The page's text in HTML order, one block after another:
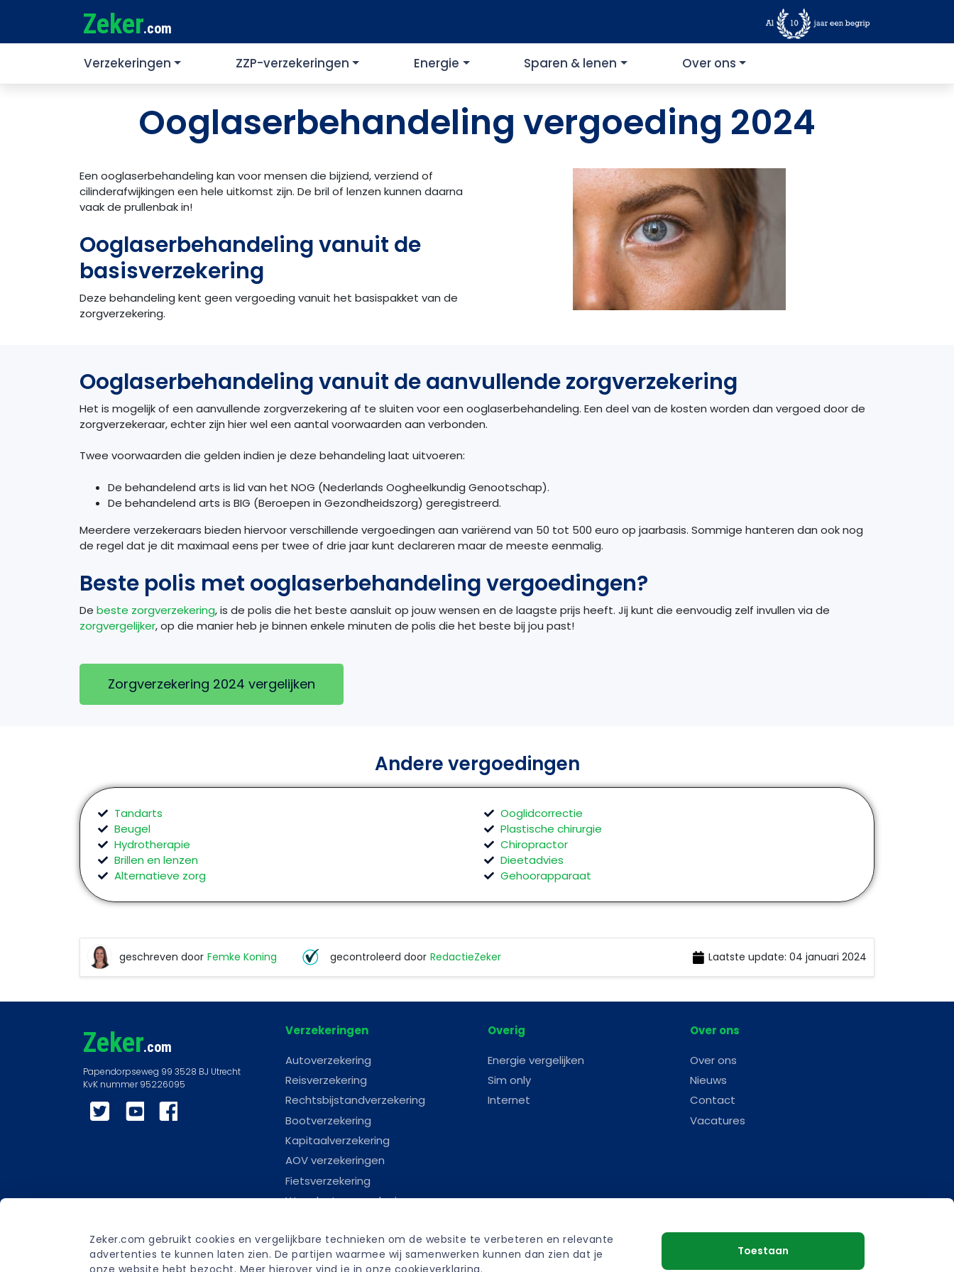
Zeker.com gebruikt cookies en vergelijkbare technieken om de website te verbeteren en relevante
advertenties te kunnen laten zien. De partijen waarmee wij samenwerken kunnen dan zien dat je
onze website hebt bezocht. Meer hierover vind je in onze cookieverklaring.
Toestaan
Zeker.com
Verzekeringen ZZP-verzekeringen Energie Sparen & lenen Over ons
Ooglaserbehandeling vergoeding 2024
Een ooglaserbehandeling kan voor mensen die bijziend, verziend of
cilinderafwijkingen een hele uitkomst zijn. De bril of lenzen kunnen daarna
vaak de prullenbak in!
Ooglaserbehandeling vanuit de
basisverzekering
Deze behandeling kent geen vergoeding vanuit het basispakket van de
zorgverzekering.
Ooglaserbehandeling vanuit de aanvullende zorgverzekering
Het is mogelijk of een aanvullende zorgverzekering af te sluiten voor een ooglaserbehandeling. Een deel van de kosten worden dan vergoed door de
zorgverzekeraar, echter zijn hier wel een aantal voorwaarden aan verbonden.
Twee voorwaarden die gelden indien je deze behandeling laat uitvoeren:
De behandelend arts is lid van het NOG (Nederlands Oogheelkundig Genootschap).
De behandelend arts is BIG (Beroepen in Gezondheidszorg) geregistreerd.
Meerdere verzekeraars bieden hiervoor verschillende vergoedingen aan variërend van 50 tot 500 euro op jaarbasis. Sommige hanteren dan ook nog
de regel dat je dit maximaal eens per twee of drie jaar kunt declareren maar de meeste eenmalig.
Beste polis met ooglaserbehandeling vergoedingen?
De beste zorgverzekering, is de polis die het beste aansluit op jouw wensen en de laagste prijs heeft. Jij kunt die eenvoudig zelf invullen via de
zorgvergelijker, op die manier heb je binnen enkele minuten de polis die het beste bij jou past!
Zorgverzekering 2024 vergelijken
Andere vergoedingen
Tandarts
Beugel
Hydrotherapie
Brillen en lenzen
Alternatieve zorg
Ooglidcorrectie
Plastische chirurgie
Chiropractor
Dieetadvies
Gehoorapparaat
geschreven door Femke Koning
gecontroleerd door RedactieZeker
RedactieZeker
Laatste update: 04 januari 2024
Zeker.com
Twitter YouTubeFacebook
Verzekeringen
Autoverzekering
Reisverzekering
Rechtsbijstandverzekering
Bootverzekering
Kapitaalverzekering
AOV verzekeringen
Fietsverzekering
Woonlastenverzekering
Caravanverzekering
Begrafenisverzekering
Overig
Energie vergelijken
Sim only
Internet
Over ons
Over ons
Nieuws
Contact
Vacatures